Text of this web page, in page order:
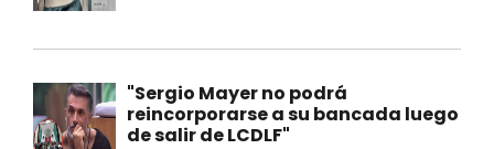
"Sergio Mayer no podrá
reincorporarse a su bancada luego
de salir de LCDLF"